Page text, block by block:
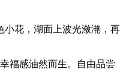
小花，湖面上波光潋滟，再
福感油然而生。自由品尝